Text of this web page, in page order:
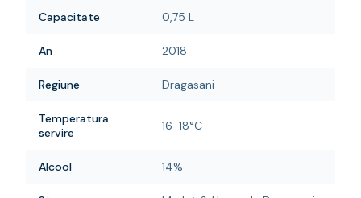
Capacitate 0,75 L
An 2018
Regiune Dragasani
Temperatura
servire
16-18°C
Alcool 14%